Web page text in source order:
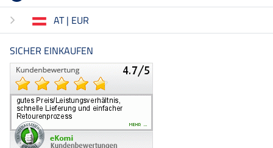
AT | EUR
SICHER EINKAUFEN